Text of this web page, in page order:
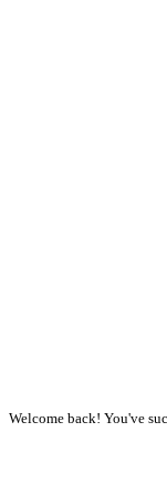
Welcome back! You've